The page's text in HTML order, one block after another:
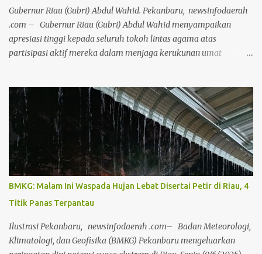
semua manusia punya kebebasan untuk memeluk sebuah agama
dan menentukan cara hidupnya sendi...
Gubernur Riau (Gubri) Abdul Wahid. Pekanbaru, newsinfodaerah
.com – Gubernur Riau (Gubri) Abdul Wahid menyampaikan
apresiasi tinggi kepada seluruh tokoh lintas agama atas
partisipasi aktif mereka dalam menjaga kerukunan umat
diselenggarakan oleh Forum Kerukunan Umat Beragama (FKUB)
Provinsi Riau, Senin (9/6/2025), di halaman Kantor Badan
Kesbangpol, Jalan Thamrin, Pekanbaru, Riau. Gubernur Abdul
Wahid, menyoroti pencapaian signifikan Provinsi Riau dalam
menjaga toleransi. FKUB dinilai berhasil mengakomodasi
berbagai kegiatan keagamaan dengan melibatkan semua unsur
agama, menciptakan suasana kondusif bagi keberlangsungan
hidup bermasyarakat. "Ini menjadi kebanggaan karena indeks
kerukunan kita saat ini menempati peringkat kedua nasional,"
ujar Abdul Wahid. Menurut Gubri, prestasi membanggakan ini tak
lepas dari keterlibatan aktif semua pihak dalam membangun dan
merawa...
BMKG: Malam Ini Waspada Hujan Lebat Disertai Petir di Riau, 4
Titik Panas Terpantau
Ilustrasi Pekanbaru, newsinfodaerah .com– Badan Meteorologi,
Klimatologi, dan Geofisika (BMKG) Pekanbaru mengeluarkan